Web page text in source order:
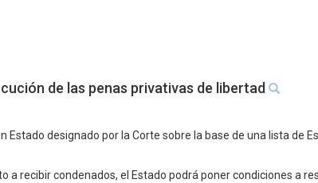
de las penas privativas de libertad
Estado designado por la Corte sobre la base de una lista de
a recibir condenados, el Estado podrá poner condiciones a